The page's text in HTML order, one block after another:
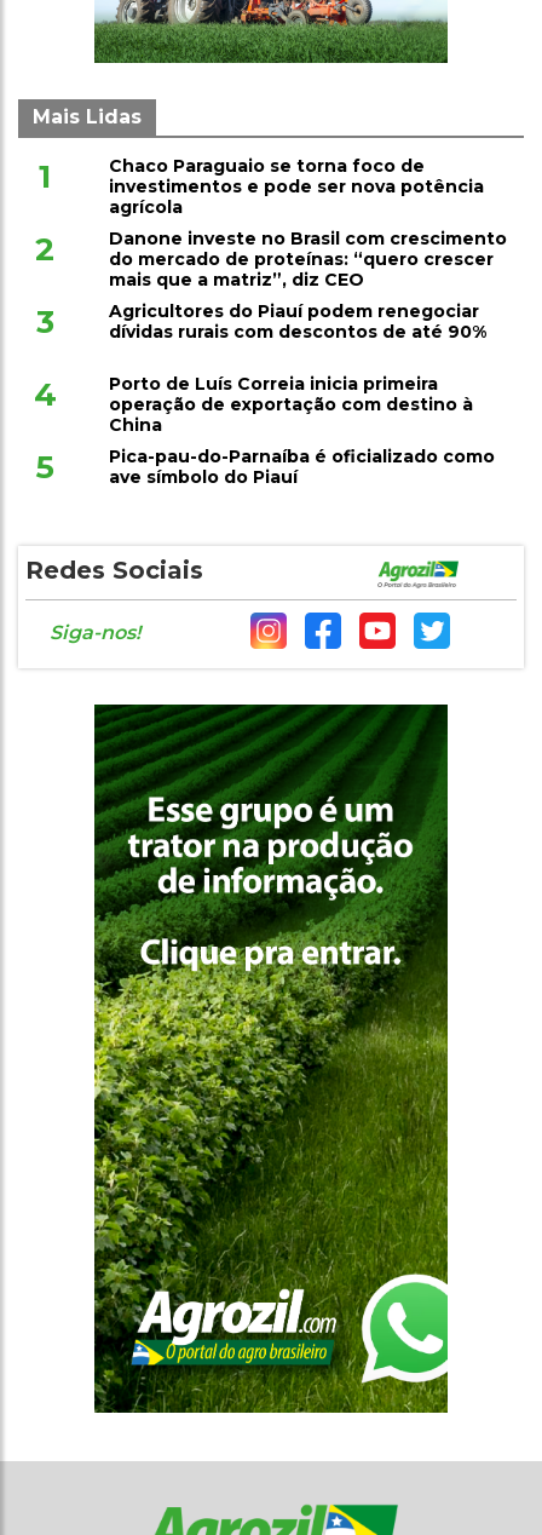
Mais Lidas
1
Chaco Paraguaio se torna foco de
investimentos e pode ser nova potência
agrícola
2
Danone investe no Brasil com crescimento
do mercado de proteínas: “quero crescer
mais que a matriz”, diz CEO
3
Agricultores do Piauí podem renegociar
dívidas rurais com descontos de até 90%
4
Porto de Luís Correia inicia primeira
operação de exportação com destino à
China
5
Pica-pau-do-Parnaíba é oficializado como
ave símbolo do Piauí
Redes Sociais
Siga-nos!